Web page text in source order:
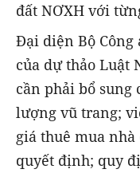
đất NƠXH với
Đại diện Bộ
của dự thảo Luật
cần phải bổ sung
lượng vũ trang;
giá thuê mua
quyết định; quy